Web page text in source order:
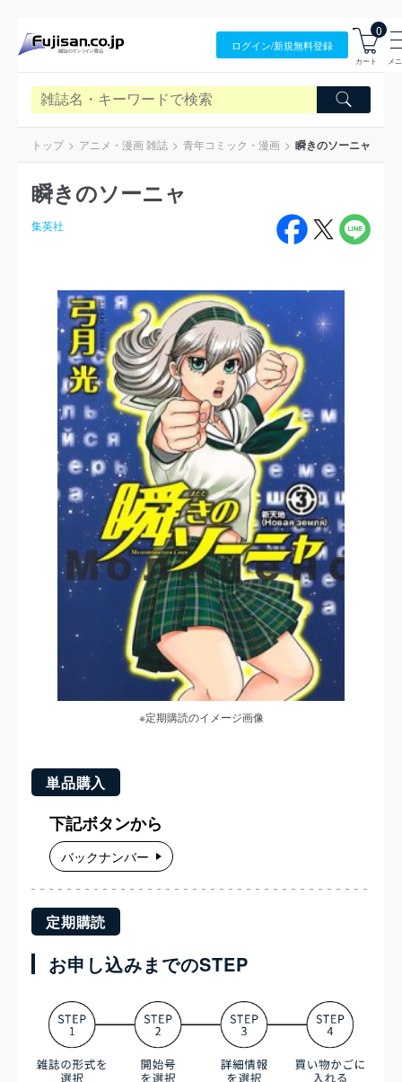
ログイン/新規無料登録
0
カート メ
トップ アニメ・漫画 雑誌 青年コミック・漫画 瞬きのソーニャ
瞬きのソーニャ
集英社
※定期購読のイメージ画像
単品購入
下記ボタンから
バックナンバー
定期購読
お申し込みまでのSTEP